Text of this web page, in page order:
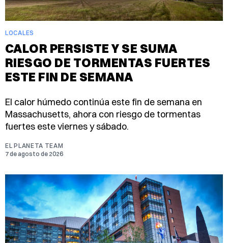
LOCALES
CALOR PERSISTE Y SE SUMA
RIESGO DE TORMENTAS FUERTES
ESTE FIN DE SEMANA
El calor húmedo continúa este fin de semana en
Massachusetts, ahora con riesgo de tormentas
fuertes este viernes y sábado.
EL PLANETA TEAM
7 de agosto de 2026